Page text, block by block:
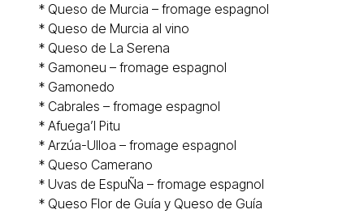
* Queso de Murcia – fromage espagnol
* Queso de Murcia al vino
* Queso de La Serena
* Gamoneu – fromage espagnol
* Gamonedo
* Cabrales – fromage espagnol
* Afuega’l Pitu
* Arzúa-Ulloa – fromage espagnol
* Queso Camerano
* Uvas de EspuÑa – fromage espagnol
* Queso Flor de Guía y Queso de Guía